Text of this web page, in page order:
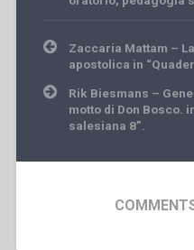
Post
navigation
Zaccaria Mattam –
apostolica in
Rik Biesmans –
motto di Don Bosco.
salesiana 8”.